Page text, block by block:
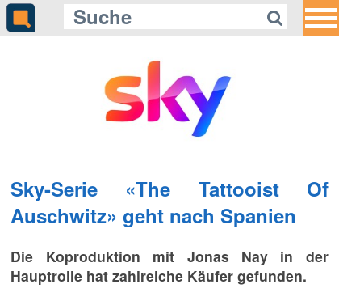
Sky-Serie «The Tattooist Of
Auschwitz» geht nach Spanien
Die Koproduktion mit Jonas Nay in der
Hauptrolle hat zahlreiche Käufer gefunden.